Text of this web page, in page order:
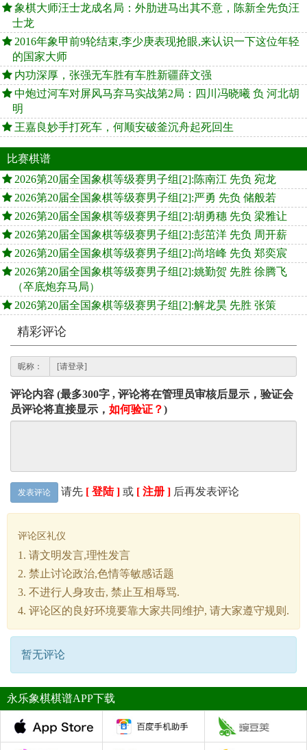
象棋大师汪士龙成名局：外肋进马出其不意，陈新全先负汪
士龙
2016年象甲前9轮结束,李少庚表现抢眼,来认识一下这位年轻
的国家大师
内功深厚，张强无车胜有车胜新疆薛文强
中炮过河车对屏风马弃马实战第2局：四川冯晓曦 负 河北胡
明
王嘉良妙手打死车，何顺安破釜沉舟起死回生
比赛棋谱
2026第20届全国象棋等级赛男子组[2]:陈南江 先负 宛龙
2026第20届全国象棋等级赛男子组[2]:严勇 先负 储般若
2026第20届全国象棋等级赛男子组[2]:胡勇穗 先负 梁雅让
2026第20届全国象棋等级赛男子组[2]:彭茁洋 先负 周开薪
2026第20届全国象棋等级赛男子组[2]:尚培峰 先负 郑奕宸
2026第20届全国象棋等级赛男子组[2]:姚勤贺 先胜 徐腾飞
（卒底炮弃马局）
2026第20届全国象棋等级赛男子组[2]:解龙昊 先胜 张策
精彩评论
昵称：
评论内容 (最多300字 , 评论将在管理员审核后显示，验证会
员评论将直接显示， 如何验证？)
发表评论 请先 [ 登陆 ] 或 [ 注册 ] 后再发表评论
评论区礼仪
1. 请文明发言,理性发言
2. 禁止讨论政治,色情等敏感话题
3. 不进行人身攻击, 禁止互相辱骂.
4. 评论区的良好环境要靠大家共同维护, 请大家遵守规则.
暂无评论
永乐象棋棋谱APP下载